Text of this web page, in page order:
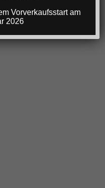
Vorverkaufsstart am
2026